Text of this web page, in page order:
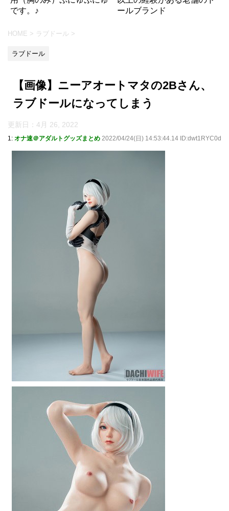
です。♪
ールブランド
HOME > ラブドール >
ラブドール
【画像】ニーアオートマタの2Bさん、
ラブドールになってしまう
更新日： 4月 26, 2022
1: オナ速＠アダルトグッズまとめ 2022/04/24(日) 14:53:44.14 ID:dwt1RYC0d